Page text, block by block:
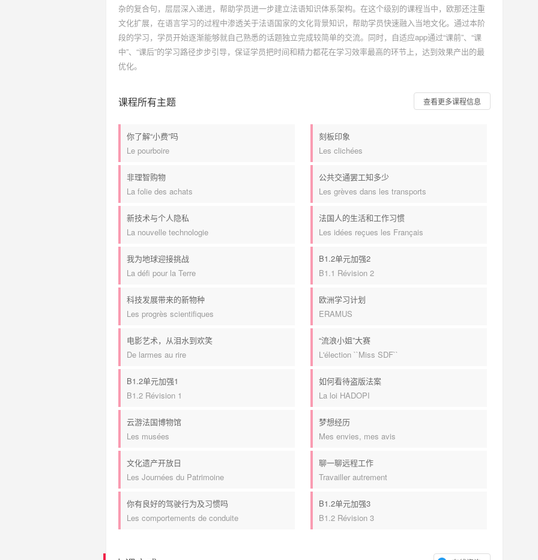
杂的复合句，层层深入递进，帮助学员进一步建立法语知识体系架构。在这个级别的课程当中，欧那还注重
文化扩展，在语言学习的过程中渗透关于法语国家的文化背景知识，帮助学员快速融入当地文化。通过本阶
段的学习，学员开始逐渐能够就自己熟悉的话题独立完成较简单的交流。同时，自适应app通过“课前”、“课
中”、“课后”的学习路径步步引导，保证学员把时间和精力都花在学习效率最高的环节上，达到效果产出的最
优化。
课程所有主题 查看更多课程信息
你了解“小费”吗
Le pourboire
非理智购物
La folie des achats
新技术与个人隐私
La nouvelle technologie
我为地球迎接挑战
La défi pour la Terre
科技发展带来的新物种
Les progrès scientifiques
电影艺术，从泪水到欢笑
De larmes au rire
B1.2单元加强1
B1.2 Révision 1
云游法国博物馆
Les musées
文化遗产开放日
Les Journées du Patrimoine
你有良好的驾驶行为及习惯吗
Les comportements de conduite
刻板印象
Les clichées
公共交通罢工知多少
Les grèves dans les transports
法国人的生活和工作习惯
Les idées reçues les Français
B1.2单元加强2
B1.1 Révision 2
欧洲学习计划
ERAMUS
“流浪小姐”大赛
L'élection ``Miss SDF``
如何看待盗版法案
La loi HADOPI
梦想经历
Mes envies, mes avis
聊一聊远程工作
Travailler autrement
B1.2单元加强3
B1.2 Révision 3